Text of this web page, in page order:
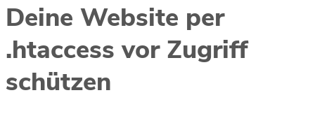
Deine Website per
.htaccess vor Zugriff
schützen